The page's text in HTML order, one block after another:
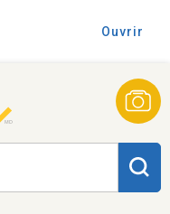
Ouvrir